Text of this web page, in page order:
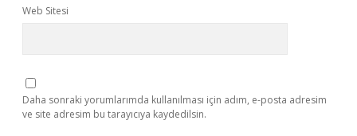
Web Sitesi
Daha sonraki yorumlarımda kullanılması için adım, e-posta adresim
ve site adresim bu tarayıcıya kaydedilsin.